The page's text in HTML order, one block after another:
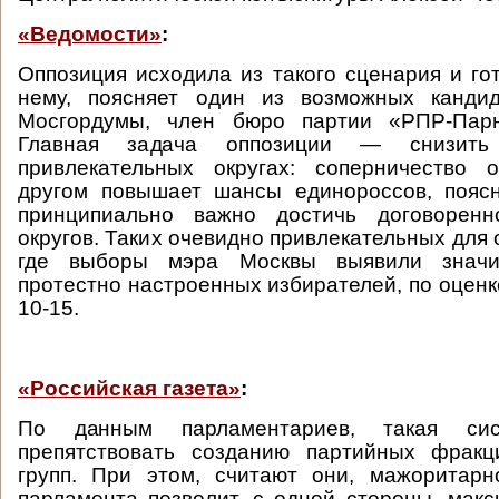
«Ведомости»:
Оппозиция исходила из такого сценария и
нему, поясняет один из возможных
Мосгордумы, член бюро партии «РПР-
Главная задача оппозиции —
привлекательных округах: соперничество
другом повышает шансы единороссов,
принципиально важно достичь
округов. Таких очевидно привлекательных для
где выборы мэра Москвы выявили
протестно настроенных избирателей, по
10-15.
«Российская газета»:
По данным парламентариев, такая
препятствовать созданию партийных
групп. При этом, считают они,